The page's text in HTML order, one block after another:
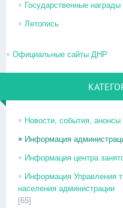
Государственные награды
Летопись
Официальные сайты ДНР
Новости, события, анонсы
Информация
Информация центра
Информация Управления
населения администрации
[65]